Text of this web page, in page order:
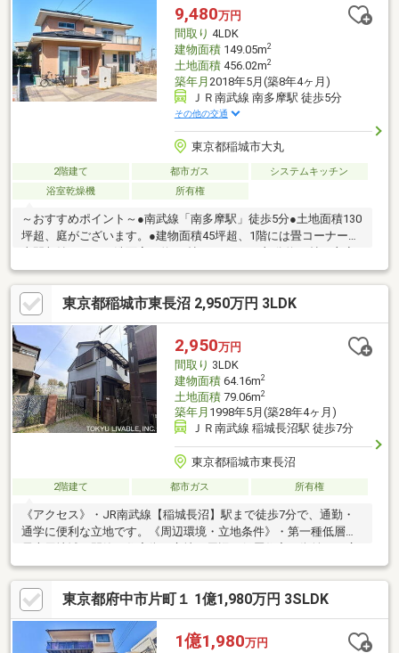
9,480万円
間取り 4LDK
建物面積149.05m2
土地面積456.02m2
築年月 2018年5月(築8年4ヶ月)
ＪＲ南武線 南多摩駅 徒歩5分
その他の交通
東京都稲城市大丸
2階建て 都市ガス
システムキッチン
浴室乾燥機
所有権
～おすすめポイント～●南武線「南多摩駅」徒歩5分●土地面積130
坪超、庭がございます。●建物面積45坪超、1階には畳コーナーや
土間収納があり、洗面室は約5.1帖です。●LDK部分約21帖・主寝
室約10帖・書斎・ウォークインクローゼットがございます。●
東・南・西側三方バルコニー～周辺環境～●稲城市第三小学校
徒歩15分(約1200m)●稲城市第一中学校 徒歩17分(約1300m)
東京都稲城市東長沼 2,950万円 3LDK
2,950万円
間取り 3LDK
建物面積64.16m2
土地面積79.06m2
築年月 1998年5月(築28年4ヶ月)
ＪＲ南武線 稲城長沼駅 徒歩7分
東京都稲城市東長沼
2階建て 都市ガス 所有権
《アクセス》・JR南武線【稲城長沼】駅まで徒歩7分で、通勤・
通学に便利な立地です。《周辺環境・立地条件》・第一種低層住
がっております。《道路・方位等》・前面道路は通りぬけができ
ないため、車の交通量が少ないのが特徴です。《リビングメッセ
ージ》・ウェルシア稲城長沼駅店（約520ｍ）、ピーコックスト
ア稲城長沼店（約540ｍ）、セブンイレブン稲城長沼店（約420
ｍ）などの買い物環境が整っています。
東京都府中市片町１ 1億1,980万円 3SLDK
1億1,980万円